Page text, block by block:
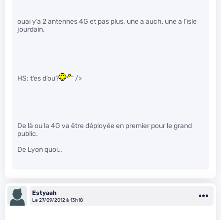
ouai y’a 2 antennes 4G et pas plus. une a auch, une a l’isle
jourdain.
HS: t’es d’ou? " />
De là ou la 4G va être déployée en premier pour le grand
public.
De Lyon quoi…
Estyaah
Le 27/09/2012 à 13h18